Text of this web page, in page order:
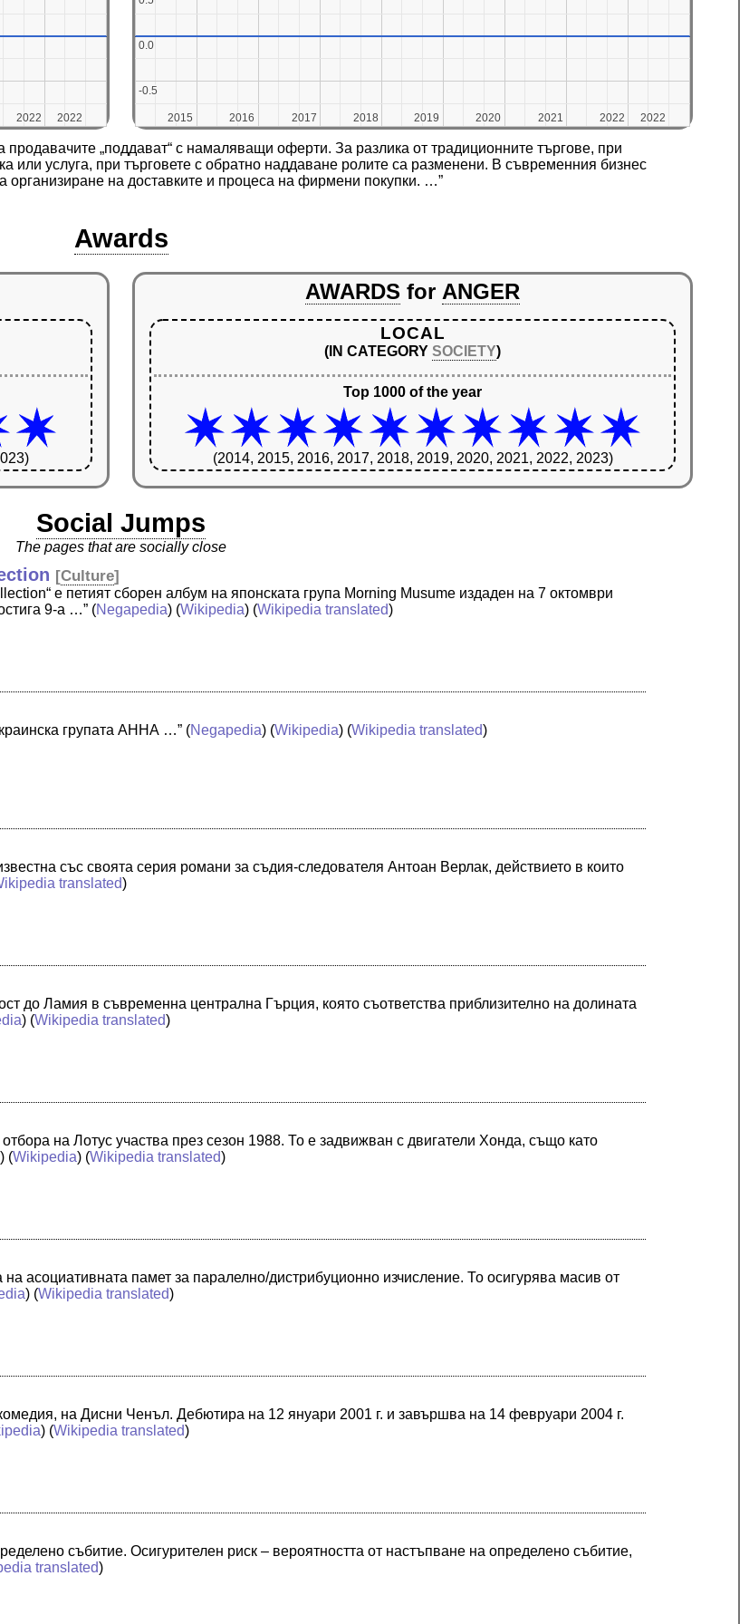
2022
2022 2022
2022 2015
2015 2016
2016 2017
2017 2018
2018 2019
2019 2020
2020 2021
2021 2022
2022 2022
2022
-0.5
-0.5
0.0
0.0
продавачите „поддават“ с намаляващи оферти. За разлика от традиционните търгове, при
или услуга, при търговете с обратно наддаване ролите са разменени. В съвременния бизнес
организиране на доставките и процеса на фирмени покупки. …”
Awards
AWARDS for ANGER
LOCAL
(IN CATEGORYSOCIETY)
Top 1000 of the year
(2014, 2015, 2016, 2017, 2018, 2019, 2020, 2021, 2022, 2023)
Social Jumps
The pages that are socially close
[Culture]
е петият сборен албум на японската група Morning Musume издаден на 7 октомври
9-а …” (Negapedia) (Wikipedia) (Wikipedia translated)
групата АННА …” (Negapedia) (Wikipedia) (Wikipedia translated)
със своята серия романи за съдия-следователя Антоан Верлак, действието в които
translated)
до Ламия в съвременна централна Гърция, която съответства приблизително на долината
) (Wikipedia translated)
на Лотус участва през сезон 1988. То е задвижван с двигатели Хонда, също като
) (Wikipedia) (Wikipedia translated)
асоциативната памет за паралелно/дистрибуционно изчисление. То осигурява масив от
) (Wikipedia translated)
на Дисни Ченъл. Дебютира на 12 януари 2001 г. и завършва на 14 февруари 2004 г.
) (Wikipedia translated)
събитие. Осигурителен риск – вероятността от настъпване на определено събитие,
translated)